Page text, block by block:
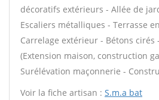
décoratifs extérieurs - Allée de
Escaliers métalliques - Terrasse
Carrelage extérieur - Bétons cirés
(Extension maison, construction
Surélévation maçonnerie -
Voir la fiche artisan : S.m.a bat